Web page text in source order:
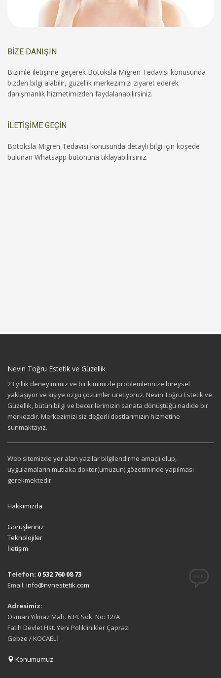
BİZE DANIŞIN
Bizimle iletişime geçerek Botoksla Migren Tedavisi konusunda
bizden bilgi alabilir, güzellik merkezimizi ziyaret ederek
danışmanlık hizmetimizden faydalanabilirsiniz.
İLETİŞİME GEÇİN
Botoksla Migren Tedavisi konusunda detaylı bilgi için köşede
bulunan Whatsapp butonuna tıklayabilirsiniz.
Nevin Toğru Estetik ve Güzellik
23 yıllık deneyimimiz ve birikimimizle problemlerinize bireysel
yaklaşıyor ve kişiye özgü çözümler üretiyoruz. Nevin Toğru Estetik ve
Güzellik, bütün bilgi ve becerilerimizin sanata dönüştüğü nadide bir
merkezdir. Merkezimizi siz değerli dostlarımızın hizmetine
sunmaktayız.
Web sitemizde yer alan yazılar bilgilendirme amaçlı olup,
uygulamaların mutlaka doktor(umuzun) gözetiminde yapılması
gerekmektedir.
Hakkımızda
Görüşleriniz
Teknolojiler
İletişim
Telefon: 0 532 760 08 73
Email: info@nvnestetik.com
Adresimiz:
Osman Yılmaz Mah. 634. Sok. No: 12/A
Fatih Devlet Hst. Yeni Poliklinikler Çaprazı
Gebze / KOCAELİ
Konumumuz